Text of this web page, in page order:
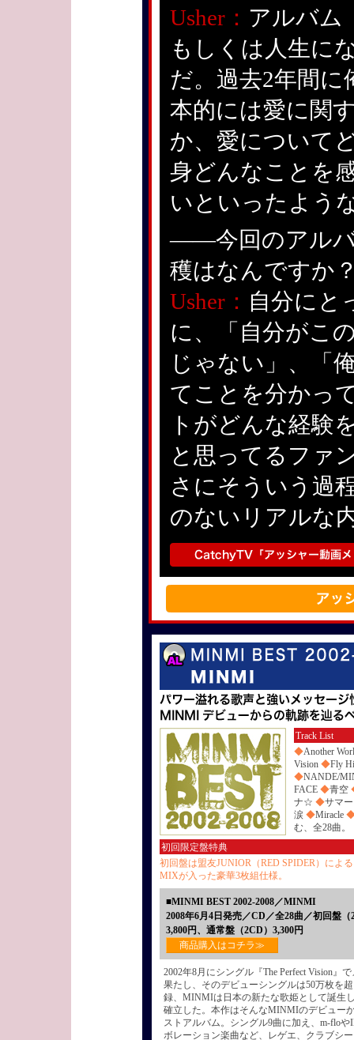
Usher： アルバム
もしくは人生に
だ。過去2年間
本的には愛に関
か、愛について
身どんなことを
いといったよう
——今回のアルバ
穫はなんですか
Usher： 自分にと
に、「自分がこ
じゃない」、「
てことを分かっ
トがどんな経験
と思ってるファ
さにそういう過
のないリアルな
Track List
◆Another
Vision ◆Fly
◆NANDE/
FACE ◆青空
ナ☆ ◆サマ
涙 ◆Miracle
む、全28曲。
初回限定盤特典
初回盤は盟友JUNIOR（RED SPIDER）によ
MIXが入った豪華3枚組仕様。
■MINMI BEST 2002-2008／MINMI
2008年6月4日発売／CD／全28曲／初回盤
3,800円、通常盤（2CD）3,300円
商品購入はコチラ≫
2002年8月にシングル『The Perfect Vision』
果たし、そのデビューシングルは50万枚を
録、MINMIは日本の新たな歌姫として誕生
確立した。本作はそんなMINMIのデビュー
ストアルバム。シングル9曲に加え、m-flo
ボレーション楽曲など、レゲエ、クラブシ